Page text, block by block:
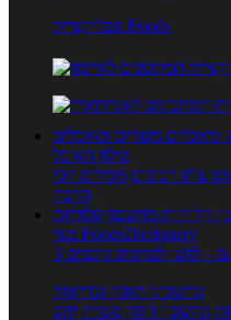
אפליקציית Foods
ומאכלים מוצרים ומאכלים
מילון האוכל
ע"פ רכיבים מכילים הכי
הרבה
קלוריות מחשבון קלוריות
מנוי FoodsDictionary
חינם - לחצו לפרטים נוספים
מחשבוני תזונה ובריאות
מחשבון דופק מטרה יחס